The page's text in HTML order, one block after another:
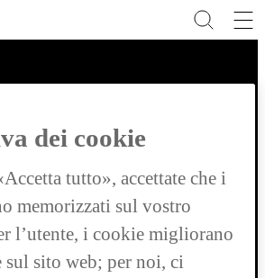
dei cookie
tutto», accettate che i
memorizzati sul vostro
l’utente, i cookie migliorano
sul sito web; per noi, ci